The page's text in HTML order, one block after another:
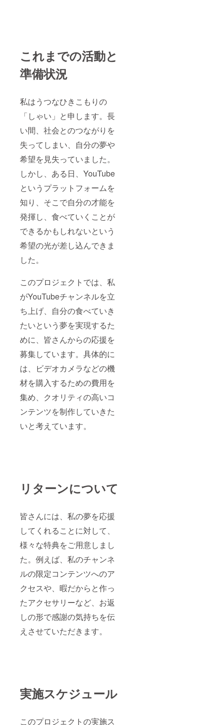
これまでの活動と
準備状況
私はうつなひきこもりの
「しゃい」と申します。長
い間、社会とのつながりを
失ってしまい、自分の夢や
希望を見失っていました。
しかし、ある日、YouTube
というプラットフォームを
知り、そこで自分の才能を
発揮し、食べていくことが
できるかもしれないという
希望の光が差し込んできま
した。
このプロジェクトでは、私
がYouTubeチャンネルを立
ち上げ、自分の食べていき
たいという夢を実現するた
めに、皆さんからの応援を
募集しています。具体的に
は、ビデオカメラなどの機
材を購入するための費用を
集め、クオリティの高いコ
ンテンツを制作していきた
いと考えています。
リターンについて
皆さんには、私の夢を応援
してくれることに対して、
様々な特典をご用意しまし
た。例えば、私のチャンネ
ルの限定コンテンツへのア
クセスや、暇だからと作っ
たアクセサリーなど、お返
しの形で感謝の気持ちを伝
えさせていただきます。
実施スケジュール
このプロジェクトの実施ス